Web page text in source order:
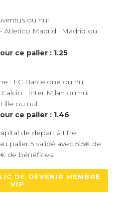
ou nul
Atletico Madrid : Madrid ou
ce palier : 1.25
: FC Barcelone ou nul
: Inter Milan ou nul
ou nul
ce palier : 1.46
de départ à titre
palier 5 validé avec 515€ de
de bénéfices.
DE DEVENIR MEMBRE
VIP